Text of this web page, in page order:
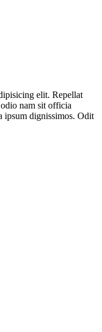
elit. Repellat
nam sit officia
ipsum dignissimos. Odit